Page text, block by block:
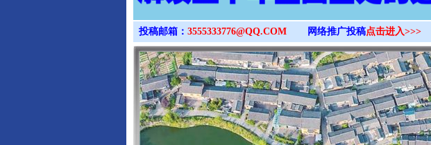
投稿邮箱： 3555333776@QQ.COM 网络推广投稿点击进入>>>